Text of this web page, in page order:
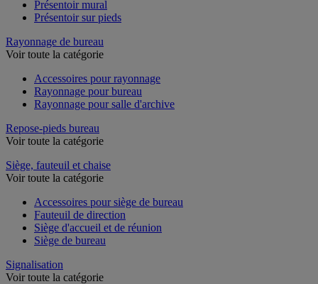
Présentoir mural
Présentoir sur pieds
Rayonnage de bureau
Voir toute la catégorie
Accessoires pour rayonnage
Rayonnage pour bureau
Rayonnage pour salle d'archive
Repose-pieds bureau
Voir toute la catégorie
Siège, fauteuil et chaise
Voir toute la catégorie
Accessoires pour siège de bureau
Fauteuil de direction
Siège d'accueil et de réunion
Siège de bureau
Signalisation
Voir toute la catégorie